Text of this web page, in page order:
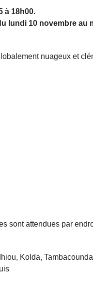
à 18h00.
lundi 10 novembre au
nuageux et
sont attendues par
Kolda, Tambacounda